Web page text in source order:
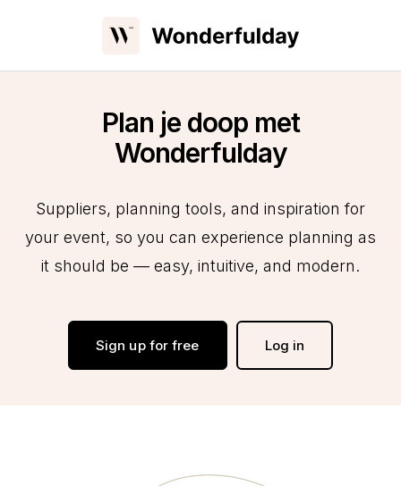
Plan je doop met
Wonderfulday
Suppliers, planning tools, and inspiration for
your event, so you can experience planning as
it should be — easy, intuitive, and modern.
Sign up for free Log in